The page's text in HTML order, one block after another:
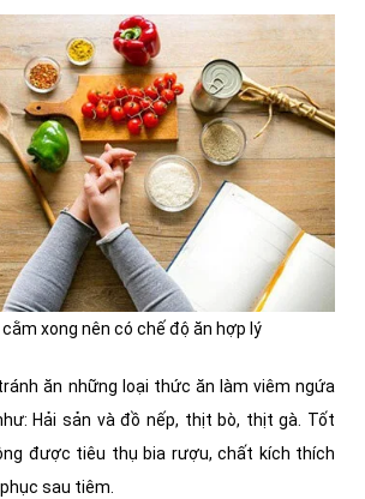
xong nên có chế độ ăn hợp lý
ăn những loại thức ăn làm viêm ngứa
Hải sản và đồ nếp, thịt bò, thịt gà. Tốt
được tiêu thụ bia rượu, chất kích thích
sau tiêm.